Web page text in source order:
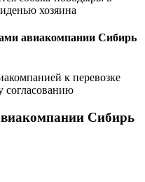
хозяина
авиакомпании Сибирь
к перевозке
согласованию
Сибирь